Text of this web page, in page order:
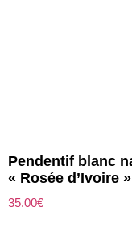
Pendentif blanc
« Rosée d’Ivoire »
35.00€